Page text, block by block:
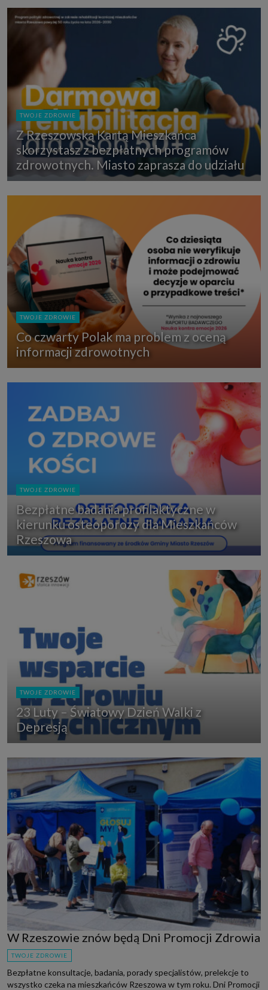
TWOJE ZDROWIE
Z Rzeszowską Kartą Mieszkańca
skorzystasz z bezpłatnych programów
zdrowotnych. Miasto zaprasza do udziału
TWOJE ZDROWIE
Co czwarty Polak ma problem z oceną
informacji zdrowotnych
TWOJE ZDROWIE
Bezpłatne badania profilaktyczne w
kierunku osteoporozy dla Mieszkańców
Rzeszowa
TWOJE ZDROWIE
23 Luty – Światowy Dzień Walki z
Depresją
W Rzeszowie znów będą Dni Promocji Zdrowia
TWOJE ZDROWIE
Bezpłatne konsultacje, badania, porady specjalistów, prelekcje to
wszystko czeka na mieszkańców Rzeszowa w tym roku. Dni Promocji